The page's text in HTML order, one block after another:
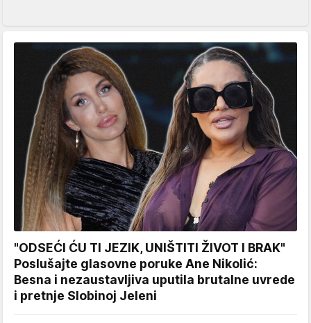
"ODSEĆI ĆU TI JEZIK, UNIŠTITI ŽIVOT I BRAK"
Poslušajte glasovne poruke Ane Nikolić:
Besna i nezaustavljiva uputila brutalne uvrede
i pretnje Slobinoj Jeleni